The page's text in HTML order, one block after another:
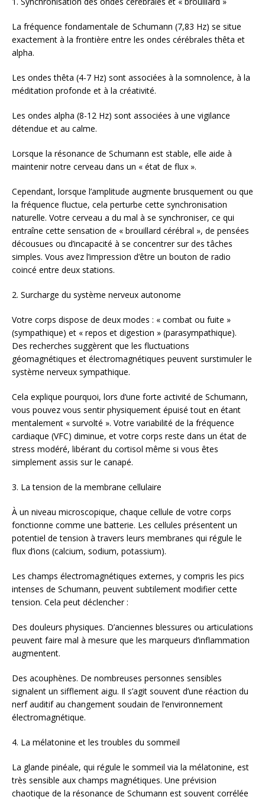
La fréquence fondamentale de Schumann (7,83 Hz) se situe
exactement à la frontière entre les ondes cérébrales thêta et
alpha.
Les ondes thêta (4-7 Hz) sont associées à la somnolence, à la
méditation profonde et à la créativité.
Les ondes alpha (8-12 Hz) sont associées à une vigilance
détendue et au calme.
Lorsque la résonance de Schumann est stable, elle aide à
maintenir notre cerveau dans un « état de flux ».
Cependant, lorsque l’amplitude augmente brusquement ou que
la fréquence fluctue, cela perturbe cette synchronisation
naturelle. Votre cerveau a du mal à se synchroniser, ce qui
entraîne cette sensation de « brouillard cérébral », de pensées
décousues ou d’incapacité à se concentrer sur des tâches
simples. Vous avez l’impression d’être un bouton de radio
coincé entre deux stations.
2. Surcharge du système nerveux autonome
Votre corps dispose de deux modes : « combat ou fuite »
(sympathique) et « repos et digestion » (parasympathique).
Des recherches suggèrent que les fluctuations
géomagnétiques et électromagnétiques peuvent surstimuler le
système nerveux sympathique.
Cela explique pourquoi, lors d’une forte activité de Schumann,
vous pouvez vous sentir physiquement épuisé tout en étant
mentalement « survolté ». Votre variabilité de la fréquence
cardiaque (VFC) diminue, et votre corps reste dans un état de
stress modéré, libérant du cortisol même si vous êtes
simplement assis sur le canapé.
3. La tension de la membrane cellulaire
À un niveau microscopique, chaque cellule de votre corps
fonctionne comme une batterie. Les cellules présentent un
potentiel de tension à travers leurs membranes qui régule le
flux d’ions (calcium, sodium, potassium).
Les champs électromagnétiques externes, y compris les pics
intenses de Schumann, peuvent subtilement modifier cette
tension. Cela peut déclencher :
Des douleurs physiques. D’anciennes blessures ou articulations
peuvent faire mal à mesure que les marqueurs d’inflammation
augmentent.
Des acouphènes. De nombreuses personnes sensibles
signalent un sifflement aigu. Il s’agit souvent d’une réaction du
nerf auditif au changement soudain de l’environnement
électromagnétique.
4. La mélatonine et les troubles du sommeil
La glande pinéale, qui régule le sommeil via la mélatonine, est
très sensible aux champs magnétiques. Une prévision
chaotique de la résonance de Schumann est souvent corrélée